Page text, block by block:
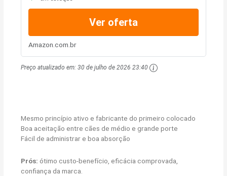
Ver oferta
Amazon.com.br
Preço atualizado em:30 de julho de 2026 23:40
Mesmo princípio ativo e fabricante do primeiro colocado
Boa aceitação entre cães de médio e grande porte
Fácil de administrar e boa absorção
Prós: ótimo custo-benefício, eficácia comprovada,
confiança da marca.